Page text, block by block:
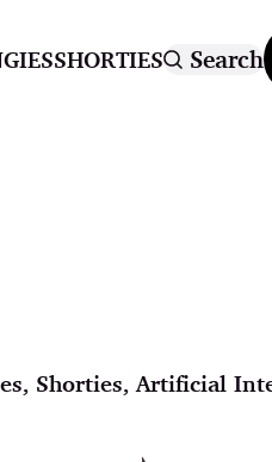
SHORTIES Search
, Shorties,Artificial